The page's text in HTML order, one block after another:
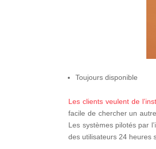
Toujours disponible
Les clients veulent de
facile de chercher un
Les systèmes pilotés par
des utilisateurs 24 heures